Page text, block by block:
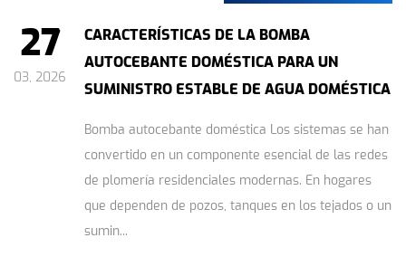
27
03, 2026
CARACTERÍSTICAS DE LA BOMBA
AUTOCEBANTE DOMÉSTICA PARA UN
SUMINISTRO ESTABLE DE AGUA DOMÉSTICA
Bomba autocebante doméstica Los sistemas se han
convertido en un componente esencial de las redes
de plomería residenciales modernas. En hogares
que dependen de pozos, tanques en los tejados o un
sumin...